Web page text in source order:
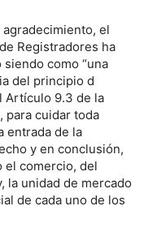
el
Registradores ha
como “una
del principio d
Artículo 9.3 de la
para cuidar toda
entrada de la
y en conclusión,
el comercio, del
la unidad de mercado
de cada uno de los